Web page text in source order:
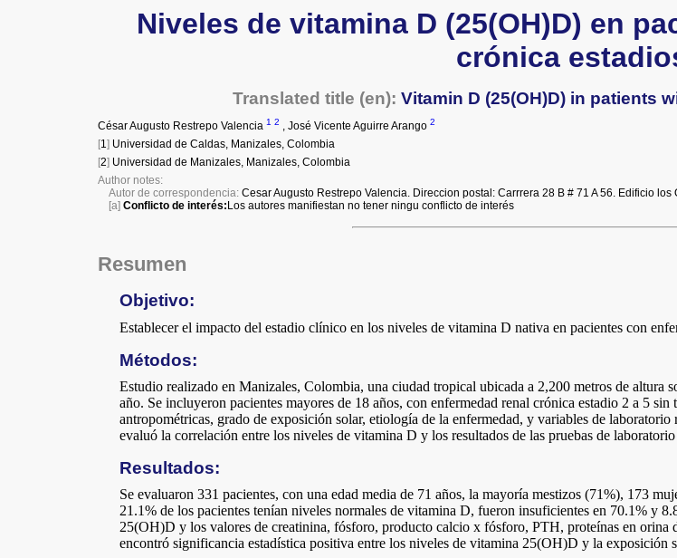
Niveles de vitamina D (25(OH)D) en
crónica
Translated title (en): Vitamin D (25(OH)D) in patients
César Augusto Restrepo Valencia 1 2 , José Vicente Aguirre Arango 2
[1] Universidad de Caldas, Manizales, Colombia
[2] Universidad de Manizales, Manizales, Colombia
Author notes:
Autor de correspondencia: Cesar Augusto Restrepo Valencia. Direccion postal: Carrrera 28 B # 71 A 56. Edificio
[a] Conflicto de interés: Los autores manifiestan no tener ningu conflicto de interés
Resumen
Objetivo:
Establecer el impacto del estadio clínico en los niveles de vitamina D nativa en pacientes con
Métodos:
Estudio realizado en Manizales, Colombia, una ciudad tropical ubicada a 2,200 metros de altura
año. Se incluyeron pacientes mayores de 18 años, con enfermedad renal crónica estadio 2 a 5
antropométricas, grado de exposición solar, etiología de la enfermedad, y variables de
evaluó la correlación entre los niveles de vitamina D y los resultados de las pruebas de
Resultados:
Se evaluaron 331 pacientes, con una edad media de 71 años, la mayoría mestizos (71%), 173
21.1% de los pacientes tenían niveles normales de vitamina D, fueron insuficientes en 70.1% y
25(OH)D y los valores de creatinina, fósforo, producto calcio x fósforo, PTH, proteínas en
encontró significancia estadística positiva entre los niveles de vitamina 25(OH)D y la exposición